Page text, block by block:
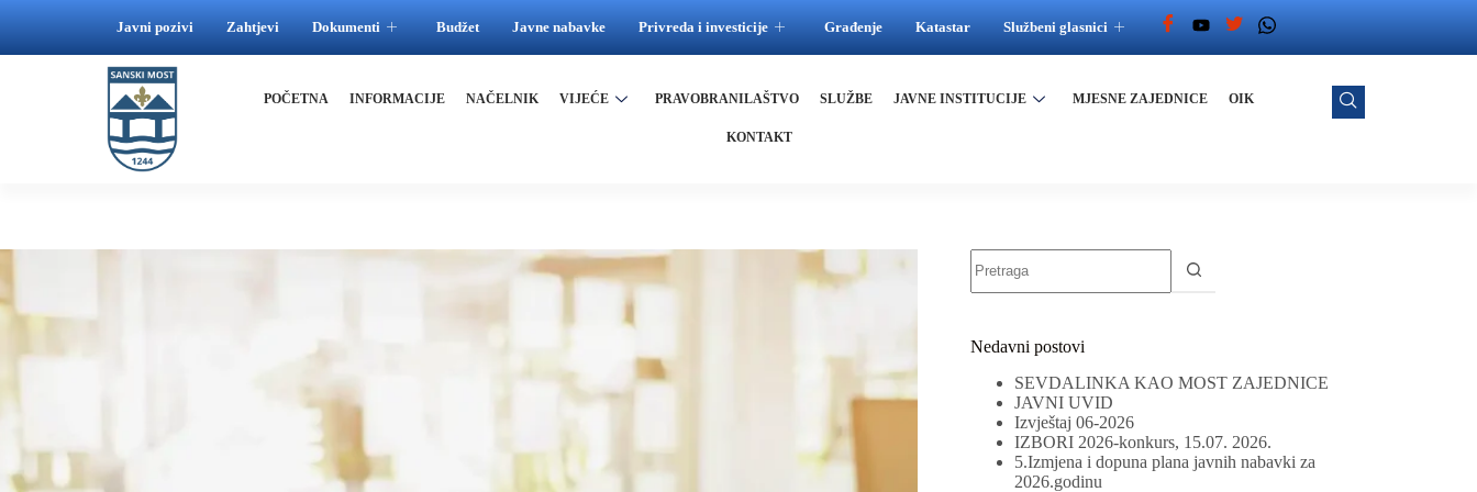
Javni pozivi Zahtjevi Dokumenti Budžet Javne nabavke Privreda i investicije Građenje Katastar Službeni glasnici
POČETNA INFORMACIJE NAČELNIK VIJEĆE PRAVOBRANILAŠTVO SLUŽBE JAVNE INSTITUCIJE MJESNE ZAJEDNICE OIK
KONTAKT
Nedavni postovi
SEVDALINKA KAO MOST ZAJEDNICE
JAVNI UVID
Izvještaj 06-2026
IZBORI 2026-konkurs, 15.07. 2026.
5.Izmjena i dopuna plana javnih nabavki za
2026.godinu